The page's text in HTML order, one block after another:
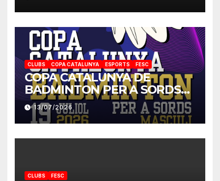
CLUBS COPA CATALUNYA ESPORTS FESC
COPA CATALUNYA DE
BADMINTON PER A SORDS
2026
13/07/2026
CLUBS FESC